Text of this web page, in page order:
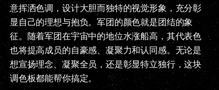
意挥洒色调，设计大胆而独特的视觉形象，充分彰
显自己的理想与抱负。军团的颜色就是团结的象
征。随着军团在宇宙中的地位水涨船高，其代表色
也将提高成员的自豪感、凝聚力和认同感。无论是
想宣扬理念、凝聚全员，还是彰显特立独行，这块
调色板都能帮你搞定。